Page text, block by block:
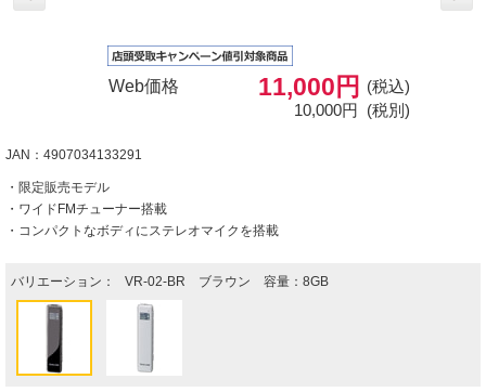
Web価格 11,000円
(税込)
10,000円 (税別)
JAN：4907034133291
・限定販売モデル
・ワイドFMチューナー搭載
・コンパクトなボディにステレオマイクを搭載
バリエーション： VR-02-BR ブラウン 容量：8GB